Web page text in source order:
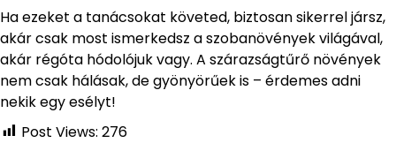
Ha ezeket a tanácsokat követed, biztosan sikerrel jársz,
akár csak most ismerkedsz a szobanövények világával,
akár régóta hódolójuk vagy. A szárazságtűrő növények
nem csak hálásak, de gyönyörűek is – érdemes adni
nekik egy esélyt!
Post Views: 276